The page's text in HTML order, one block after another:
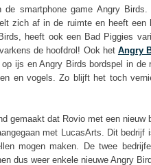
de smartphone game Angry
zich af in de ruimte en heeft een
heeft ook een Bad Piggies
de hoofdrol! Ook het Angry
ijs en Angry Birds bordspel in
en vogels. Zo blijft het toch
gemaakt dat Rovio met een
met LucasArts. Dit
mogen maken. De twee
dus weer enkele nieuwe Angry